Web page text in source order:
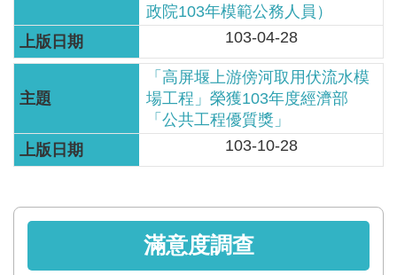
保
護
政
策
智
能
務
台
政院103年模範公務人員）
103-04-28
「高屏堰上游傍河取用伏流水模
場工程」榮獲103年度經濟部
「公共工程優質獎」
103-10-28
滿意度調查